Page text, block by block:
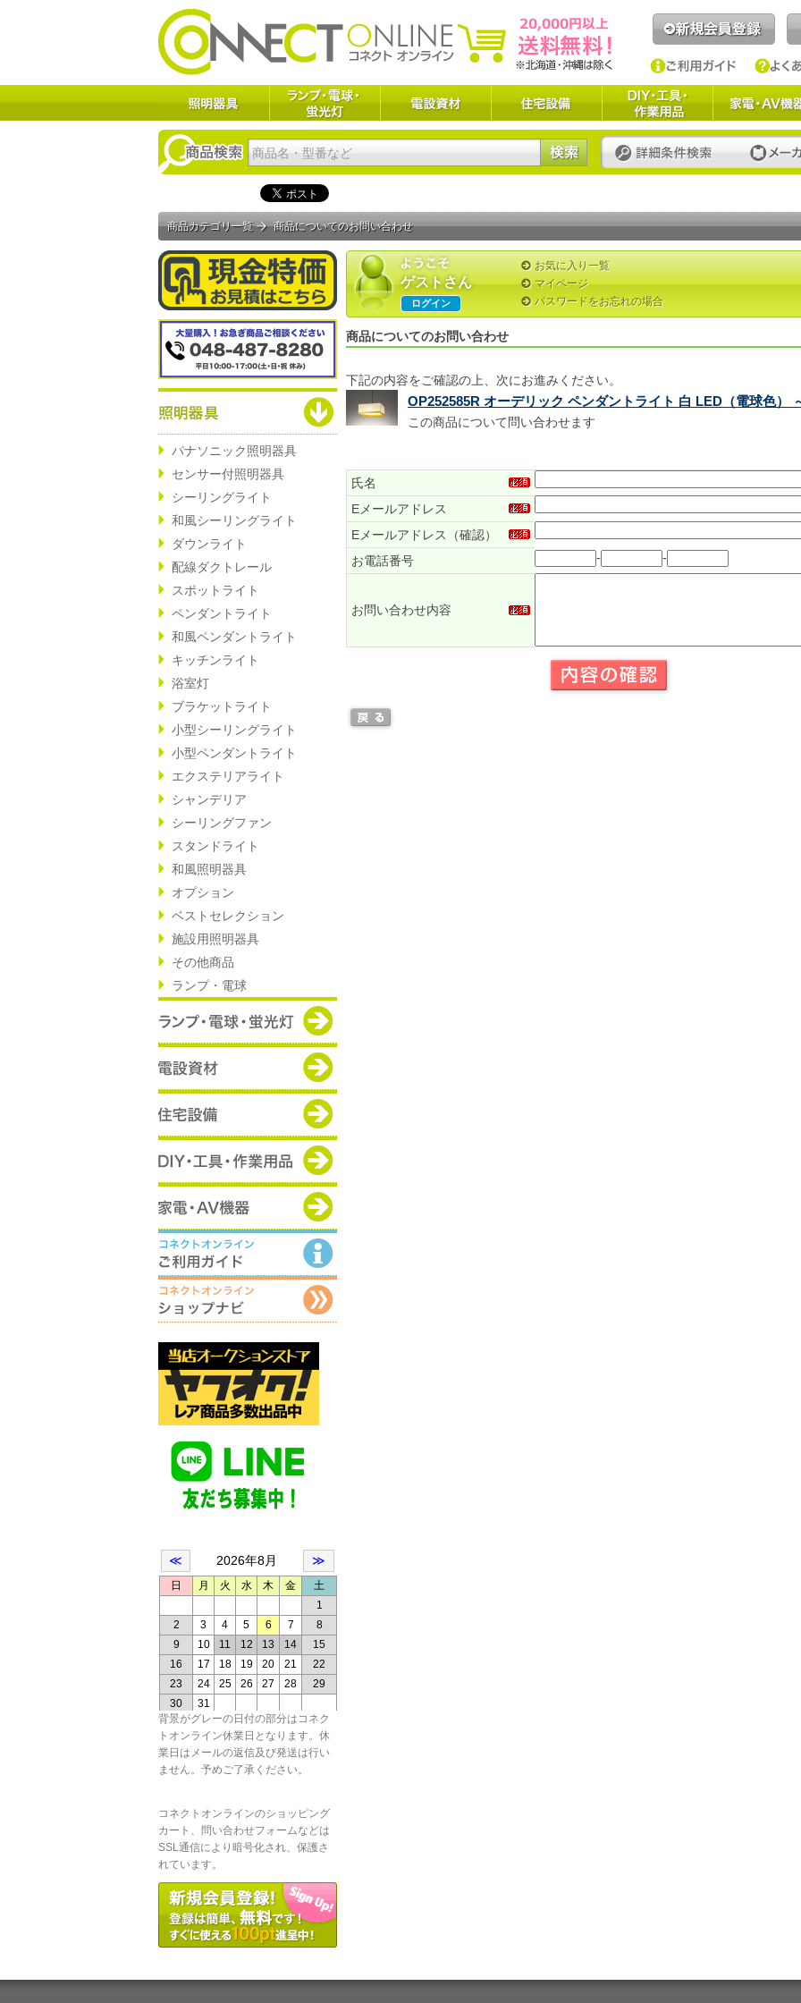
パナソニック照明器具
センサー付照明器具
シーリングライト
和風シーリングライト
ダウンライト
配線ダクトレール
スポットライト
ペンダントライト
和風ペンダントライト
キッチンライト
浴室灯
ブラケットライト
小型シーリングライト
小型ペンダントライト
エクステリアライト
シャンデリア
シーリングファン
スタンドライト
和風照明器具
オプション
ベストセレクション
施設用照明器具
その他商品
ランプ・電球
背景がグレーの日付の部分はコネク
トオンライン休業日となります。休
業日はメールの返信及び発送は行い
ません。予めご了承ください。
コネクトオンラインのショッピング
カート、問い合わせフォームなどは
SSL通信により暗号化され、保護さ
れています。
ゲストさん
お気に入り一覧
マイページ
ログイン パスワードをお忘れの場合
商品カテゴリ一覧 商品についてのお問い合わせ
商品についてのお問い合わせ
下記の内容をご確認の上、次にお進みください。
OP252585R オーデリック ペンダントライト 白 LED（電球色）
この商品について問い合わせます
氏名
Eメールアドレス
Eメールアドレス（確認）
お電話番号
- -
お問い合わせ内容